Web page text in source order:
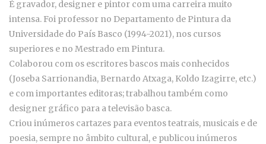
É gravador, designer e pintor com uma carreira muito
intensa. Foi professor no Departamento de Pintura da
Universidade do País Basco (1994-2021), nos cursos
superiores e no Mestrado em Pintura.
Colaborou com os escritores bascos mais conhecidos
(Joseba Sarrionandia, Bernardo Atxaga, Koldo Izagirre, etc.)
e com importantes editoras; trabalhou também como
designer gráfico para a televisão basca.
Criou inúmeros cartazes para eventos teatrais, musicais e de
poesia, sempre no âmbito cultural, e publicou inúmeros